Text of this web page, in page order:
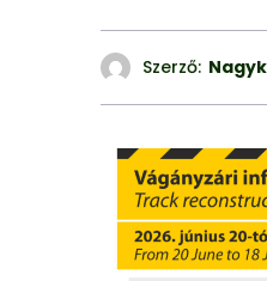
Szerző: